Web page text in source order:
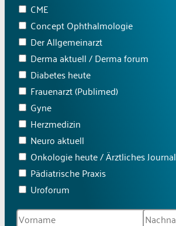
CME
Concept Ophthalmologie
Der Allgemeinarzt
Derma aktuell / Derma forum
Diabetes heute
Frauenarzt (Publimed)
Gyne
Herzmedizin
Neuro aktuell
Onkologie heute / Ärztliches Journal
Pädiatrische Praxis
Uroforum